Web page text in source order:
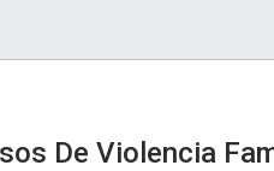
De Violencia